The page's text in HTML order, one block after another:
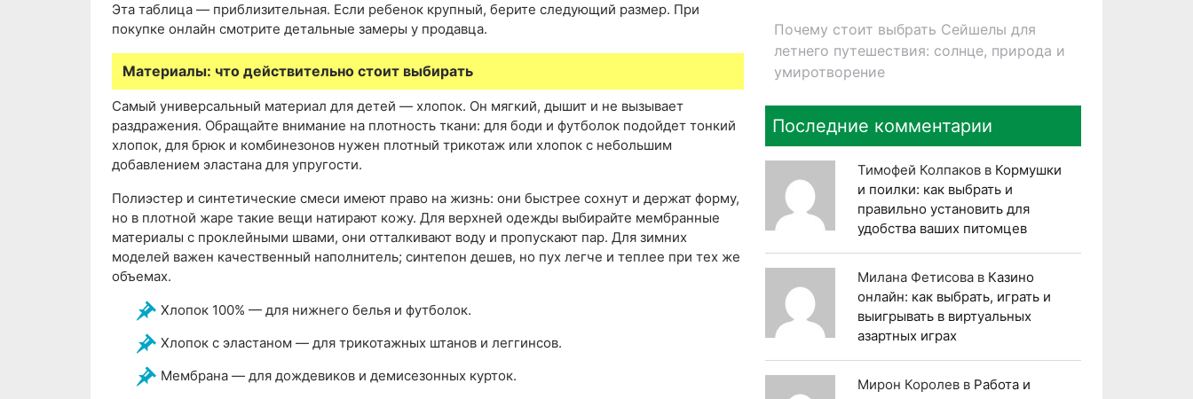
Эта таблица — приблизительная. Если ребенок крупный, берите следующий размер. При
покупке онлайн смотрите детальные замеры у продавца.
Материалы: что действительно стоит выбирать
Самый универсальный материал для детей — хлопок. Он мягкий, дышит и не вызывает
раздражения. Обращайте внимание на плотность ткани: для боди и футболок подойдет тонкий
хлопок, для брюк и комбинезонов нужен плотный трикотаж или хлопок с небольшим
добавлением эластана для упругости.
Полиэстер и синтетические смеси имеют право на жизнь: они быстрее сохнут и держат форму,
но в плотной жаре такие вещи натирают кожу. Для верхней одежды выбирайте мембранные
материалы с проклейными швами, они отталкивают воду и пропускают пар. Для зимних
моделей важен качественный наполнитель; синтепон дешев, но пух легче и теплее при тех же
объемах.
Хлопок 100% — для нижнего белья и футболок.
Хлопок с эластаном — для трикотажных штанов и леггинсов.
Мембрана — для дождевиков и демисезонных курток.
Почему стоит выбрать Сейшелы для
летнего путешествия: солнце, природа и
умиротворение
Последние комментарии
Тимофей Колпаков в Кормушки
и поилки: как выбрать и
правильно установить для
удобства ваших питомцев
Милана Фетисова в Казино
онлайн: как выбрать, играть и
выигрывать в виртуальных
азартных играх
Мирон Королев в Работа и